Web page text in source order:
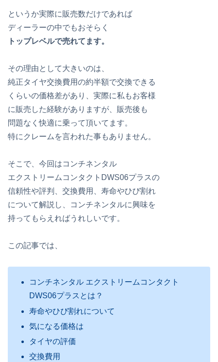
というか実際に販売数だけであれば
ディーラーの中でもおそらく
トップレベルで売れてます。
その理由として大きいのは、
純正タイヤ交換費用の約半額で交換できる
くらいの価格差があり、実際に私もお客様
に販売した経験がありますが、販売後も
問題なく快適に乗って頂いてます。
特にクレームを言われた事もありません。
そこで、今回はコンチネンタル
エクストリームコンタクトDWS06プラスの
信頼性や評判、交換費用、寿命やひび割れ
について解説し、コンチネンタルに興味を
持ってもらえればうれしいです。
この記事では、
コンチネンタル エクストリームコンタクト
DWS06プラスとは？
寿命やひび割れについて
気になる価格は
タイヤの評価
交換費用